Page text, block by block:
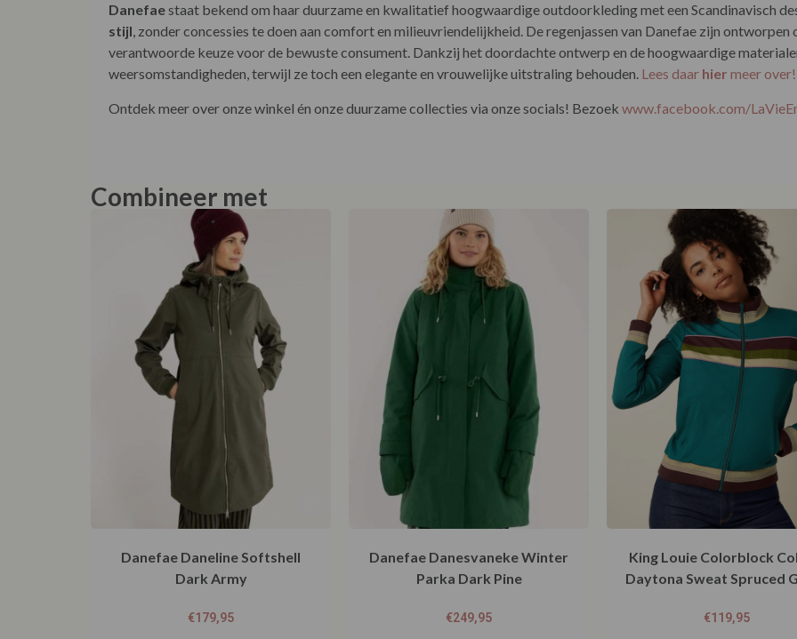
Danefaestaat bekend om haar duurzame en kwalitatief hoogwaardige outdoorkleding met een Scandinavisch
stijl, zonder concessies te doen aan comfort en milieuvriendelijkheid. De regenjassen van Danefae zijn ontworpen
verantwoorde keuze voor de bewuste consument. Dankzij het doordachte ontwerp en de hoogwaardige
weersomstandigheden, terwijl ze toch een elegante en vrouwelijke uitstraling behouden. Lees daar hier meer over!
Ontdek meer over onze winkel én onze duurzame collecties via onze socials! Bezoek www.facebook.com/
Combineer met
Danefae Daneline Softshell
Dark Army
€179,95
Danefae Danesvaneke Winter
Parka Dark Pine
€249,95
King Louie Colorblock
Daytona Sweat Spruced
€119,95